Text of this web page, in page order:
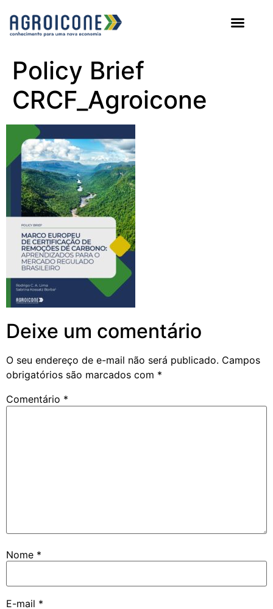
Policy Brief
CRCF_Agroicone
Deixe um comentário
O seu endereço de e-mail não será publicado. Campos
obrigatórios são marcados com *
Comentário *
Nome *
E-mail *